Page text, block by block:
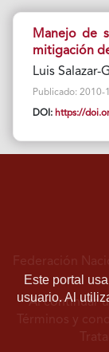
Manejo de
mitigación
Luis
Publicado: 2010-
DOI: https://
Este portal
usuario. Al
Federación
Al continuar
Términos y